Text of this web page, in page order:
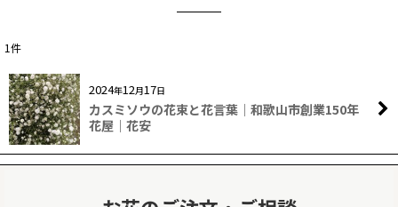
1件
2024年12月17日
カスミソウの花束と花言葉｜和歌山市創業150年
花屋｜花安